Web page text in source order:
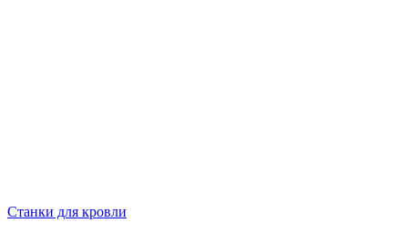
Станки для кровли